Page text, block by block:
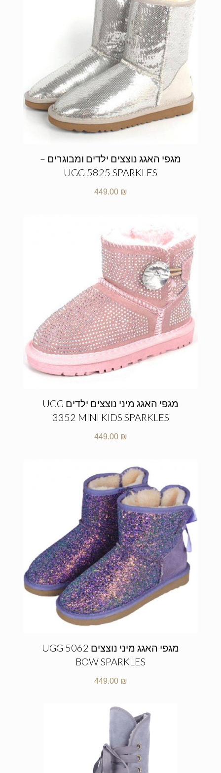
מגפי האגג נוצצים ילדים ומבוגרים –
UGG 5825 SPARKLES
449.00 ₪
מגפי האגג מיני נוצצים ילדים UGG
3352 MINI KIDS SPARKLES
449.00 ₪
מגפי האגג מיני נוצצים UGG 5062
BOW SPARKLES
449.00 ₪